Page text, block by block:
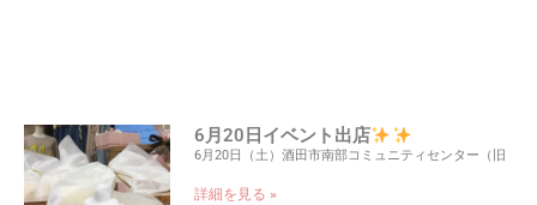
6月20日イベント出店
6月20日（土）酒田市南部コミュニティセンター（旧
詳細を見る »